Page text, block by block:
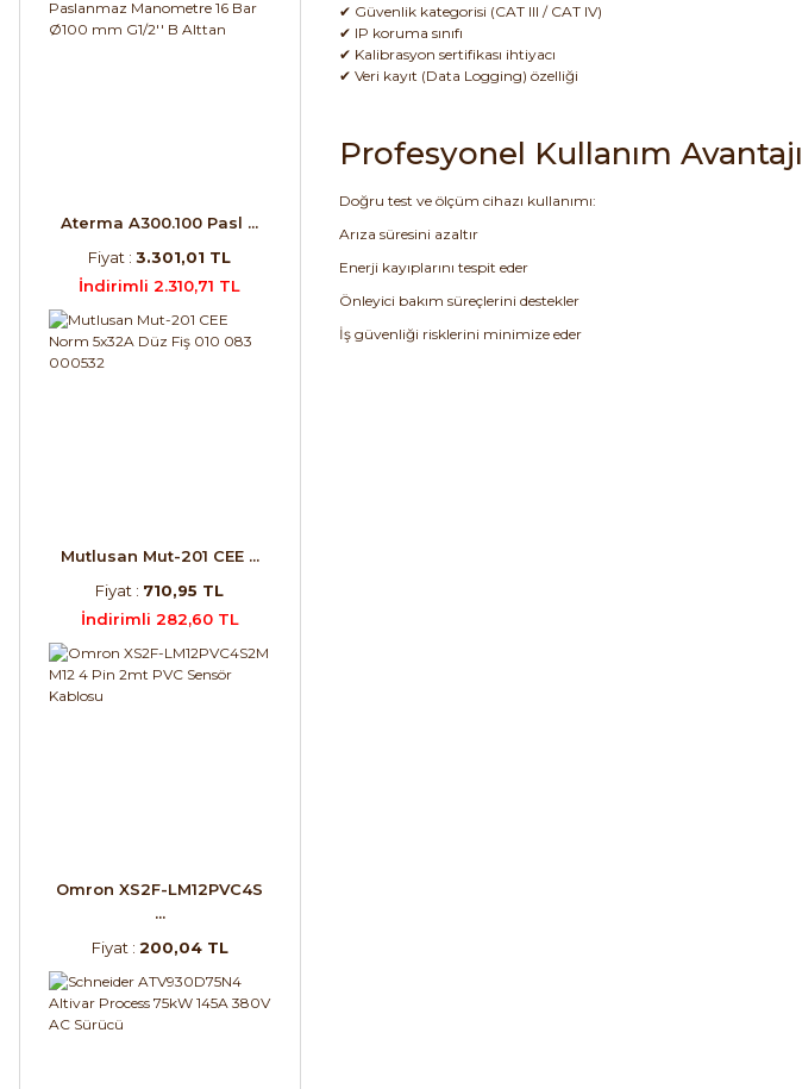
Aterma A300.100 Pasl ...
Fiyat :3.301,01 TL
İndirimli 2.310,71 TL
Mutlusan Mut-201 CEE ...
Fiyat : 710,95 TL
İndirimli 282,60 TL
Omron XS2F-LM12PVC4S
...
Fiyat : 200,04 TL
✔ Güvenlik kategorisi (CAT III / CAT IV)
✔ IP koruma sınıfı
✔ Kalibrasyon sertifikası ihtiyacı
✔ Veri kayıt (Data Logging) özelliği
Profesyonel Kullanım Avantajı
Doğru test ve ölçüm cihazı kullanımı:
Arıza süresini azaltır
Enerji kayıplarını tespit eder
Önleyici bakım süreçlerini destekler
İş güvenliği risklerini minimize eder